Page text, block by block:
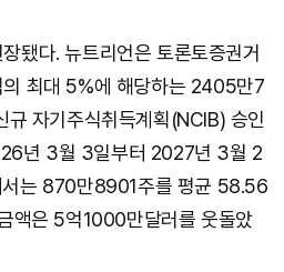
됐다. 뉴트리언은 토론토증권거
의 최대 5%에 해당하는 2405만7
자기주식취득계획(NCIB) 승인
년 3월 3일부터 2027년 3월 2
서는 870만8901주를 평균 58.56
액은 5억1000만달러를 웃돌았